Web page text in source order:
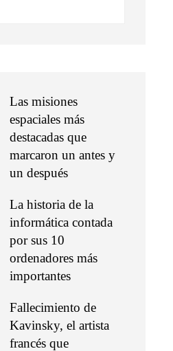
Las misiones
espaciales más
destacadas que
marcaron un antes y
un después
La historia de la
informática contada
por sus 10
ordenadores más
importantes
Fallecimiento de
Kavinsky, el artista
francés que